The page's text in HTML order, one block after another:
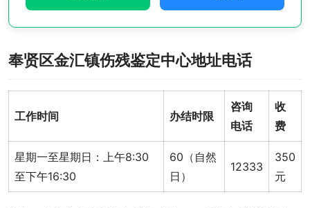
奉贤区金汇镇伤残鉴定中心地址电话
工作时间 办结时限
咨询
电话
收
费
星期一至星期日：上午8:30
至下午16:30
60（自然
日）
12333
350
元